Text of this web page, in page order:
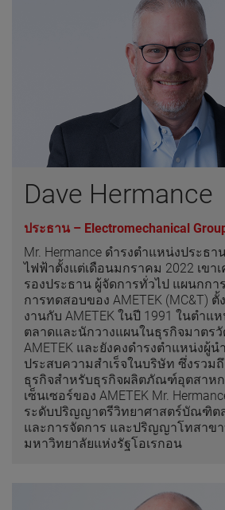
Dave Hermance
ประธาน – Electromechanical
Mr. Hermance ดำรงตำแหน่งประธ
ไฟฟ้าตั้งแต่เดือนมกราคม 2022 เขา
รองประธาน ผู้จัดการทั่วไป แผนกกา
การทดสอบของ AMETEK (MC&T) ตั้
งานกับ AMETEK ในปี 1991 ในตำแ
ตลาดและนักวางแผนในธุรกิจมาตร
AMETEK และยังคงดำรงตำแหน่งผู้
ประสบความสำเร็จในบริษัท ซึ่งรวม
ธุรกิจสำหรับธุรกิจผลิตภัณฑ์อุตสาห
เซ็นเซอร์ของ AMETEK Mr.
ระดับปริญญาตรีวิทยาศาสตร์บัณฑิต
และการจัดการ และปริญญาโทสาข
มหาวิทยาลัยแห่งรัฐโอเรกอน